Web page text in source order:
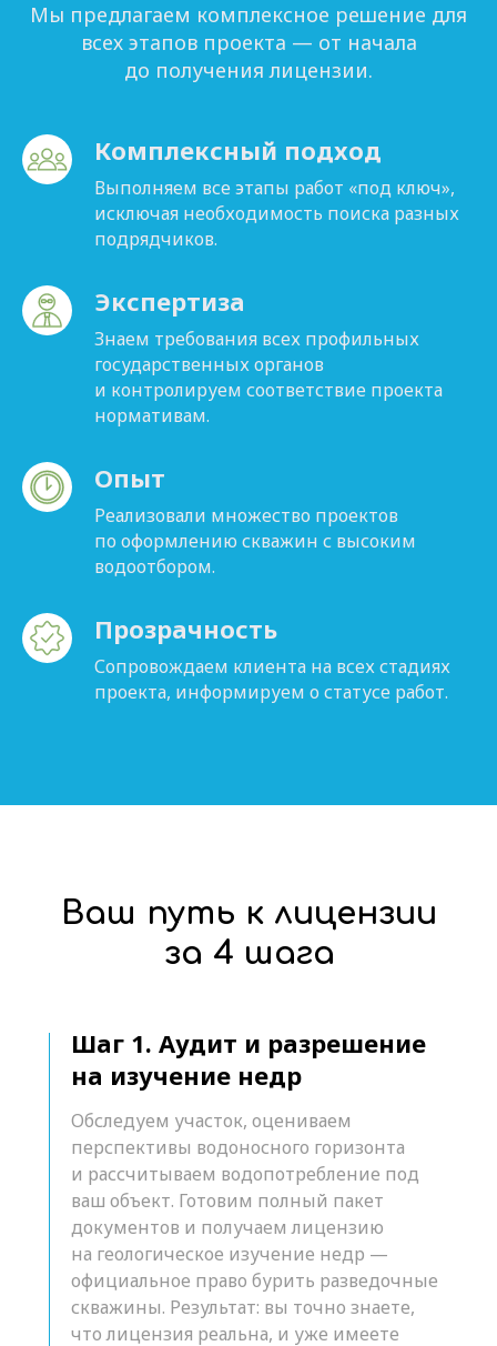
Мы предлагаем комплексное решение для
всех этапов проекта — от начала
до получения лицензии.
Комплексный подход
Выполняем все этапы работ «под ключ»,
исключая необходимость поиска разных
подрядчиков.
Экспертиза
Знаем требования всех профильных
государственных органов
и контролируем соответствие проекта
нормативам.
Опыт
Реализовали множество проектов
по оформлению скважин с высоким
водоотбором.
Прозрачность
Сопровождаем клиента на всех стадиях
проекта, информируем о статусе работ.
Обследуем участок, оцениваем
перспективы водоносного горизонта
и рассчитываем водопотребление под
ваш объект. Готовим полный пакет
документов и получаем лицензию
на геологическое изучение недр —
официальное право бурить разведочные
скважины. Результат: вы точно знаете,
что лицензия реальна, и уже имеете
Шаг 1. Аудит и разрешение
на изучение недр
Ваш путь к лицензии
за 4 шага